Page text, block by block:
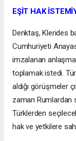
EŞİT HAK
Denktaş, Klerides
Cumhuriyeti
imzalanan
toplamak istedi.
aldığı görüşmeler
zaman Rumlardan
Türklerden
hak ve yetkilere